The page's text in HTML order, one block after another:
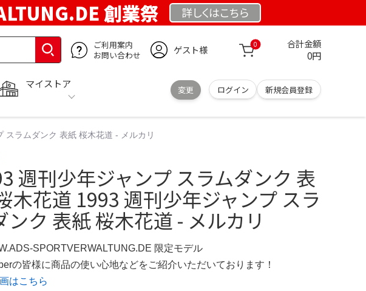
創業祭 詳しくはこちら
ご利用案内
お問い合わせ
ゲスト様 0 合計金額
0円
マイストア
変更 ログイン 新規会員登録
ラムダンク 表紙 桜木花道 - メルカリ
週刊少年ジャンプ スラムダンク 表
木花道 1993 週刊少年ジャンプ スラ
ンク 表紙 桜木花道 - メルカリ
SPORTVERWALTUNG.DE 限定モデル
の皆様に商品の使い心地などをご紹介いただいております！
はこちら